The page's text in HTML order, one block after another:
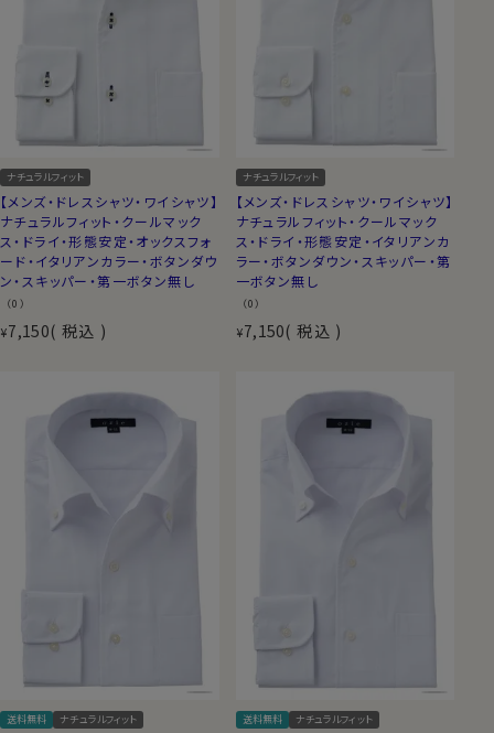
ナチュラルフィット
【メンズ・ドレスシャツ・ワイシャツ】
ナチュラルフィット・クールマック
ス・ドライ・形態安定・オックスフォ
ード・イタリアンカラー・ボタンダウ
ン・スキッパー・第一ボタン無し
（0）
¥7,150 税込
ナチュラルフィット
【メンズ・ドレスシャツ・ワイシャツ】
ナチュラルフィット・クールマック
ス・ドライ・形態安定・イタリアンカ
ラー・ボタンダウン・スキッパー・第
一ボタン無し
（0）
¥7,150 税込
送料無料 ナチュラルフィット 送料無料 ナチュラルフィット